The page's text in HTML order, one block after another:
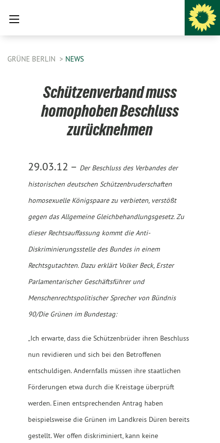
GRÜNE BERLIN NEWS
Schützenverband muss
homophoben Beschluss
zurücknehmen
29.03.12 – Der Beschluss des Verbandes der
historischen deutschen Schützenbruderschaften
homosexuelle Königspaare zu verbieten, verstößt
gegen das Allgemeine Gleichbehandlungsgesetz. Zu
dieser Rechtsauffassung kommt die Anti-
Diskriminierungsstelle des Bundes in einem
Rechtsgutachten. Dazu erklärt Volker Beck, Erster
Parlamentarischer Geschäftsführer und
Menschenrechtspolitischer Sprecher von Bündnis
90/Die Grünen im Bundestag:
„Ich erwarte, dass die Schützenbrüder ihren Beschluss
nun revidieren und sich bei den Betroffenen
entschuldigen. Andernfalls müssen ihre staatlichen
Förderungen etwa durch die Kreistage überprüft
werden. Einen entsprechenden Antrag haben
beispielsweise die Grünen im Landkreis Düren bereits
gestellt. Wer offen diskriminiert, kann keine